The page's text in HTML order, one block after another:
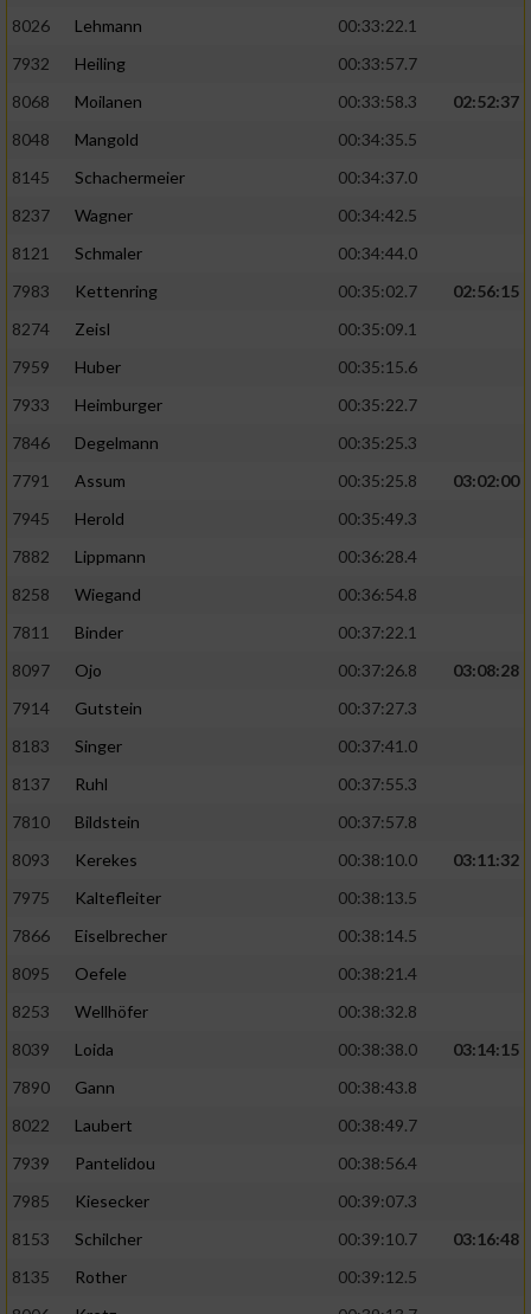
8026
Lehmann
00:33:22.1
7932
Heiling
00:33:57.7
8068
Moilanen 00:33:58.3
02:52:37
8048
Mangold
00:34:35.5
8145
Schachermeier
00:34:37.0
8237
Wagner
00:34:42.5
8121
Schmaler
00:34:44.0
7983
Kettenring 00:35:02.7
02:56:15
8274
Zeisl
00:35:09.1
7959
Huber
00:35:15.6
7933
Heimburger
00:35:22.7
7846
Degelmann
00:35:25.3
7791
Assum 00:35:25.8
03:02:00
7945
Herold
00:35:49.3
7882
Lippmann
00:36:28.4
8258
Wiegand
00:36:54.8
7811
Binder
00:37:22.1
8097
Ojo 00:37:26.8
03:08:28
7914
Gutstein
00:37:27.3
8183
Singer
00:37:41.0
8137
Ruhl
00:37:55.3
7810
Bildstein
00:37:57.8
8093
Kerekes 00:38:10.0
03:11:32
7975
Kaltefleiter
00:38:13.5
7866
Eiselbrecher
00:38:14.5
8095
Oefele
00:38:21.4
8253
Wellhöfer
00:38:32.8
8039
Loida 00:38:38.0
03:14:15
7890
Gann
00:38:43.8
8022
Laubert
00:38:49.7
7939
Pantelidou
00:38:56.4
7985
Kiesecker
00:39:07.3
8153
Schilcher 00:39:10.7
03:16:48
8135
Rother
00:39:12.5